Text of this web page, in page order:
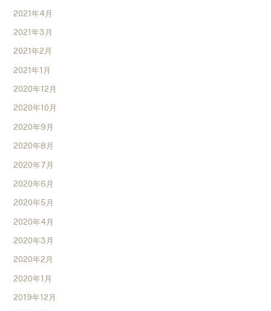
2021年4月
2021年3月
2021年2月
2021年1月
2020年12月
2020年10月
2020年9月
2020年8月
2020年7月
2020年6月
2020年5月
2020年4月
2020年3月
2020年2月
2020年1月
2019年12月